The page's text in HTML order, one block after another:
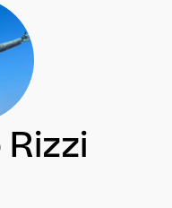
Rizzi